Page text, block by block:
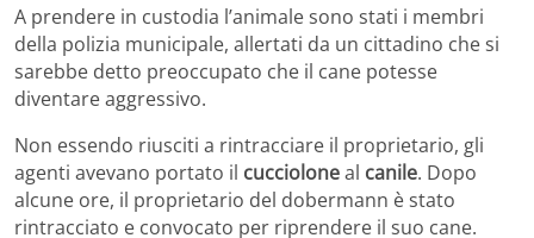
A prendere in custodia l’animale sono stati i membri
della polizia municipale, allertati da un cittadino che si
sarebbe detto preoccupato che il cane potesse
diventare aggressivo.
Non essendo riusciti a rintracciare il proprietario, gli
agenti avevano portato il cuccioloneal canile. Dopo
alcune ore, il proprietario del dobermann è stato
rintracciato e convocato per riprendere il suo cane.